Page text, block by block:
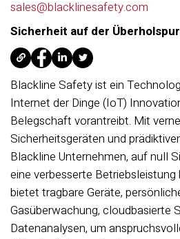
sales@blacklinesafety.com
Sicherheit auf der Überholspur
Blackline Safety ist ein
Internet der Dinge (IoT)
Belegschaft vorantreibt. Mit
Sicherheitsgeräten und
Blackline Unternehmen, auf null
eine verbesserte
bietet tragbare Geräte,
Gasüberwachung, cloudbasierte
Datenanalysen, um